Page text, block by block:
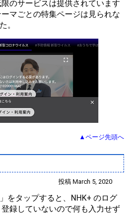
のサービスは提供されています
マごとの特集ページは見られな
。
▲ページ先頭へ
投稿 March 5, 2020
」をタップすると、NHK+ のログ
録していないので何も入力せず